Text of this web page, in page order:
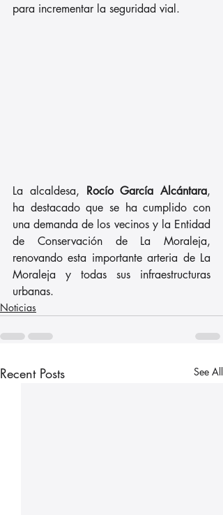
para incrementar la seguridad vial.
La alcaldesa, Rocío García Alcántara,
ha destacado que se ha cumplido con
una demanda de los vecinos y la Entidad
de Conservación de La Moraleja,
renovando esta importante arteria de La
Moraleja y todas sus infraestructuras
urbanas.
Noticias
Recent Posts See All